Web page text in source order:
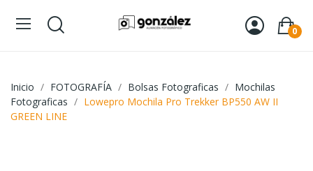
0
Inicio FOTOGRAFÍA Bolsas Fotograficas
Mochilas
Fotograficas
Lowepro Mochila Pro Trekker BP550 AW II
GREEN LINE